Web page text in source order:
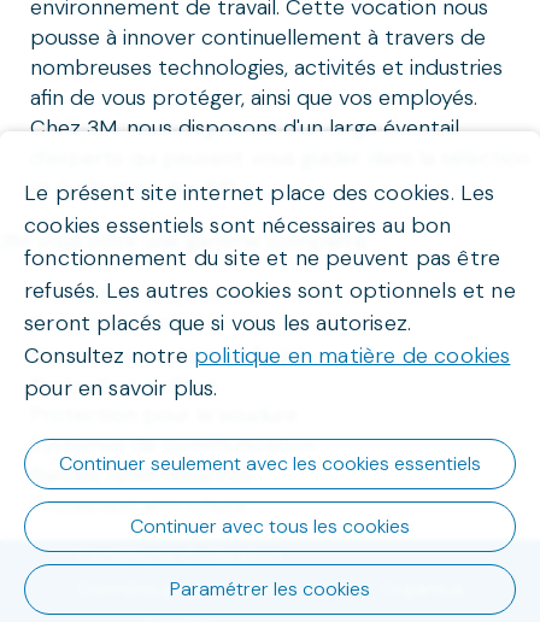
environnement de travail. Cette vocation nous
pousse à innover continuellement à travers de
nombreuses technologies, activités et industries
afin de vous protéger, ainsi que vos employés.
Chez 3M, nous disposons d'un large éventail
et l'utilisation des EPI.
3M vous offre une gamme complète:
Protection respiratoire
Protection tête
Protection oculaire et faciale
Protection auditive
Systèmes de communication
Bandes réfléchissantes
Protection anti-chute
Conditions d'utilisation
Données personnellesPowered by
Le présent site internet place des cookies. Les
cookies essentiels sont nécessaires au bon
fonctionnement du site et ne peuvent pas être
refusés. Les autres cookies sont optionnels et ne
seront placés que si vous les autorisez.
Consultez notre politique en matière de cookies
pour en savoir plus.
Continuer seulement avec les cookies essentiels
Continuer avec tous les cookies
Paramétrer les cookies